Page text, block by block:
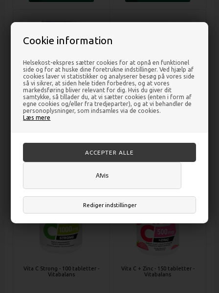
Cookie information
Helsekost-ekspres sætter cookies for at opnå en funktionel
side og for at huske dine foretrukne indstillinger. Ved hjælp af
cookies laver vi statistikker og analyserer besøg på vores side
så vi sikrer, at siden hele tiden forbedres, og at vores
markedsføring bliver relevant for dig. Hvis du giver dit
samtykke, så tillader du, at vi sætter cookies (enten i form af
egne cookies og/eller fra tredjeparter), og at vi behandler de
personoplysninger, som indsamles via de cookies.
Læs mere
Rediger indstillinger
Afvis
LactoSeven - 20 tab -
Vitabalans
DKK 49,00
D-max 100 µg - 90 tabletter -
Vitabalans
DKK 97,00
Vita C Strong - 100 tabletter -
Vitabalans
Vita C + Zinc - 150 tabletter -
Vitabalans